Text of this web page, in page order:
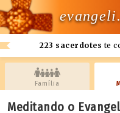
223 sacerdotes te
Família
Meditando o